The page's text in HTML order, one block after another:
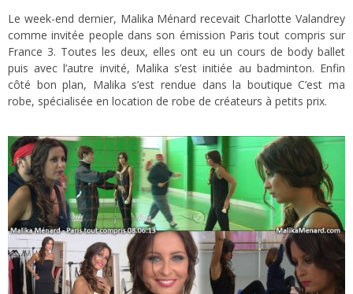
Le week-end dernier, Malika Ménard recevait Charlotte Valandrey
comme invitée people dans son émission Paris tout compris sur
France 3. Toutes les deux, elles ont eu un cours de body ballet
puis avec l’autre invité, Malika s’est initiée au badminton. Enfin
côté bon plan, Malika s’est rendue dans la boutique C’est ma
robe, spécialisée en location de robe de créateurs à petits prix.